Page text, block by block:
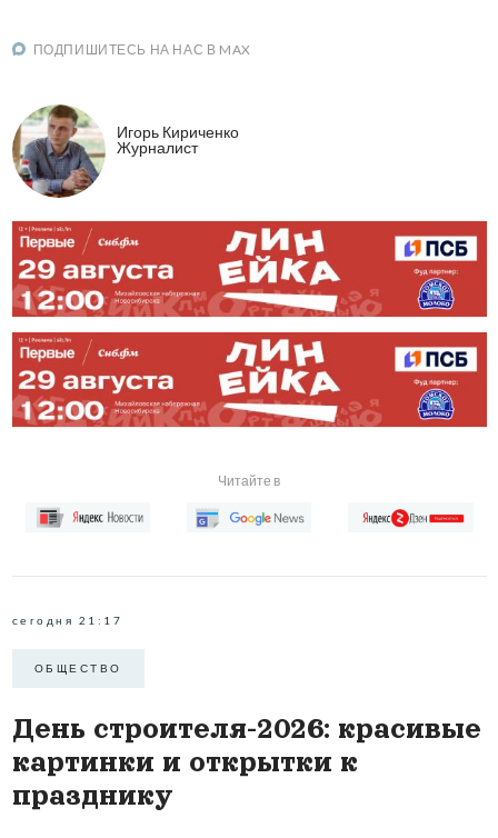
ПОДПИШИТЕСЬ НА НАС В MAX
Игорь Кириченко
Журналист
Читайте в
сегодня 21:17
ОБЩЕСТВО
День строителя-2026: красивые
картинки и открытки к
празднику